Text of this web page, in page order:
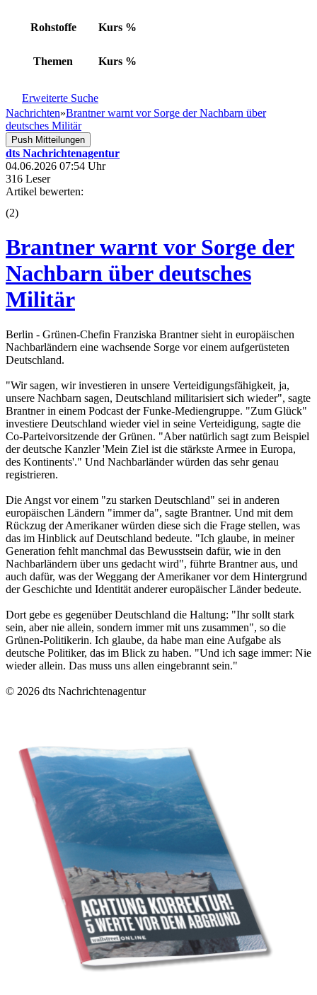
Rohstoffe Kurs %
Themen Kurs %
Erweiterte Suche
Nachrichten»Brantner warnt vor Sorge der Nachbarn über
deutsches Militär
Push Mitteilungen
dts Nachrichtenagentur
04.06.2026 07:54 Uhr
316 Leser
Artikel bewerten:
(2)
Brantner warnt vor Sorge der
Nachbarn über deutsches
Militär
Berlin - Grünen-Chefin Franziska Brantner sieht in europäischen
Nachbarländern eine wachsende Sorge vor einem aufgerüsteten
Deutschland.
"Wir sagen, wir investieren in unsere Verteidigungsfähigkeit, ja,
unsere Nachbarn sagen, Deutschland militarisiert sich wieder", sagte
Brantner in einem Podcast der Funke-Mediengruppe. "Zum Glück"
investiere Deutschland wieder viel in seine Verteidigung, sagte die
Co-Parteivorsitzende der Grünen. "Aber natürlich sagt zum Beispiel
der deutsche Kanzler 'Mein Ziel ist die stärkste Armee in Europa,
des Kontinents'." Und Nachbarländer würden das sehr genau
registrieren.
Die Angst vor einem "zu starken Deutschland" sei in anderen
europäischen Ländern "immer da", sagte Brantner. Und mit dem
Rückzug der Amerikaner würden diese sich die Frage stellen, was
das im Hinblick auf Deutschland bedeute. "Ich glaube, in meiner
Generation fehlt manchmal das Bewusstsein dafür, wie in den
Nachbarländern über uns gedacht wird", führte Brantner aus, und
auch dafür, was der Weggang der Amerikaner vor dem Hintergrund
der Geschichte und Identität anderer europäischer Länder bedeute.
Dort gebe es gegenüber Deutschland die Haltung: "Ihr sollt stark
sein, aber nie allein, sondern immer mit uns zusammen", so die
Grünen-Politikerin. Ich glaube, da habe man eine Aufgabe als
deutsche Politiker, das im Blick zu haben. "Und ich sage immer: Nie
wieder allein. Das muss uns allen eingebrannt sein."
© 2026 dts Nachrichtenagentur